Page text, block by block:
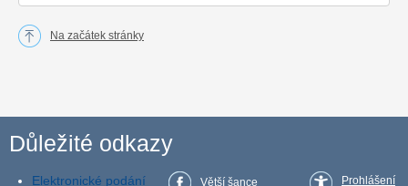
Na začátek stránky
Důležité odkazy
Elektronické podání
Větší šance
Prohlášení